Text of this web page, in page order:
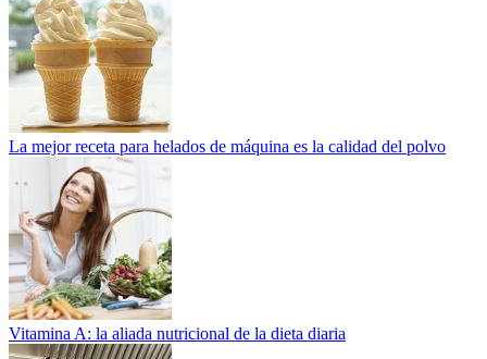
La mejor receta para helados de máquina es la calidad del polvo
Vitamina A: la aliada nutricional de la dieta diaria